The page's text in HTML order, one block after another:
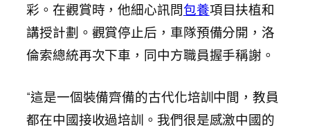
彩。在觀賞時，他細心訊問包養項目扶植和
講授計劃。觀賞停止后，車隊預備分開，洛
倫索總統再次下車，同中方職員握手稱謝。
“這是一個裝備齊備的古代化培訓中間，教員
都在中國接收過培訓。我們很是感激中國的